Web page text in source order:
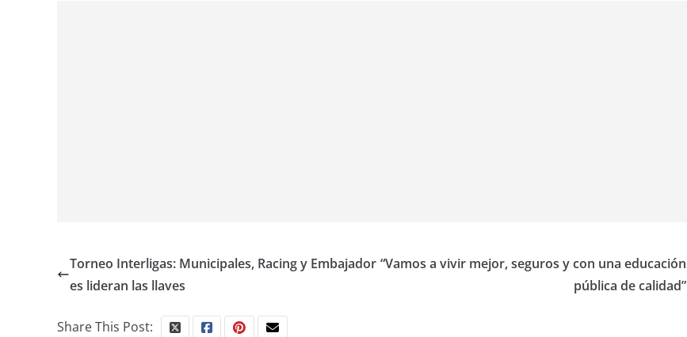
Torneo Interligas: Municipales, Racing y Embajador
es lideran las llaves
“Vamos a vivir mejor, seguros y con una educación
pública de calidad”
Share This Post: